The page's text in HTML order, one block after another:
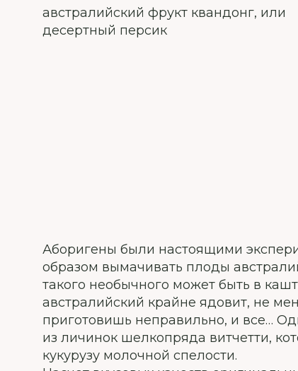
австралийский фрукт квандонг, или
десертный персик
Аборигены были настоящими
образом вымачивать плоды
такого необычного может быть в
австралийский крайне ядовит, не
приготовишь неправильно, и все…
из личинок шелкопряда витчетти,
кукурузу молочной спелости.